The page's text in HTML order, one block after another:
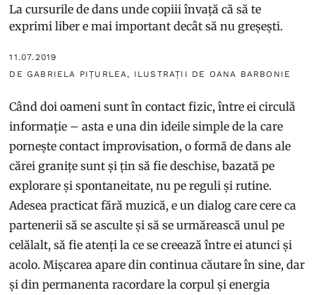
La cursurile de dans unde copiii învață că să te
exprimi liber e mai important decât să nu greșești.
11.07.2019
DE GABRIELA PIȚURLEA, ILUSTRAȚII DE OANA BARBONIE
Când doi oameni sunt în contact fizic, între ei circulă
informație – asta e una din ideile simple de la care
pornește contact improvisation, o formă de dans ale
cărei granițe sunt și țin să fie deschise, bazată pe
explorare și spontaneitate, nu pe reguli și rutine.
Adesea practicat fără muzică, e un dialog care cere ca
partenerii să se asculte și să se urmărească unul pe
celălalt, să fie atenți la ce se creează între ei atunci și
acolo. Mișcarea apare din continua căutare în sine, dar
și din permanenta racordare la corpul și energia